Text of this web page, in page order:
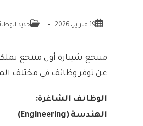
19 فبراير، 2026 جديد
منتجع شيبارة أول منتجع
عن توفر وظائف في مختلف
الوظائف الشاغرة:
الهندسة (Engineering)